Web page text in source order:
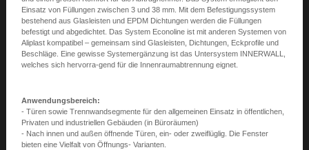
Einsatz von Füllungen zwischen 3 und 38 mm. Mit dem Befestigungssystem
bestehend aus Glasleisten und EPDM Dichtungen werden die Füllungen
befestigt und abgedichtet. Das System Econoline ist mit anderen Systemen von
Aliplast kompatibel – gemeinsam sind Glasleisten, Dichtungen, Eckprofile und
Beschläge. Eine gewisse Systemergänzung ist das Untersystem INNERWALL,
welches sich hervorra-gend für die Innenraumabtrennung eignet.
Anwendungsbereich:
- Türen sowie Trennwandsegmente für den allgemeinen Einsatz in öffentlichen,
Privaten und industriellen Gebäuden (in Büroräumen)
- Nach innen und außen öffnende Türen, ein- oder zweiflüglig. Die Fenster
bieten eine Vielfalt von Öffnungs- Varianten.